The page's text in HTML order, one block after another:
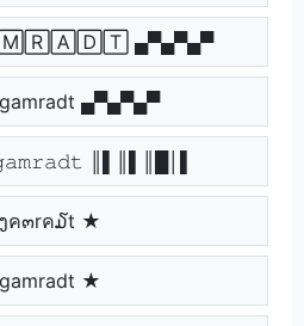
▄▀▄▀▄▀
▄▀▄▀▄▀
║▌║▌║█│▌
ค๓rค໓t ★
★